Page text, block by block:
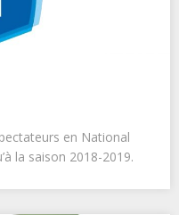
en National
la saison 2018-2019.